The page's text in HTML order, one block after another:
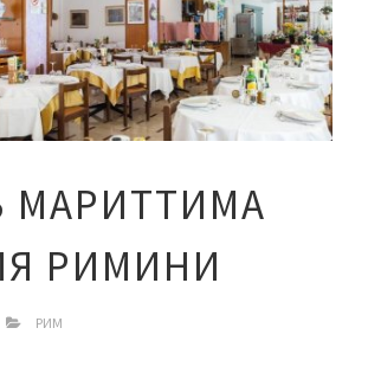
МАРИТТИМА
РИМИНИ
РИМ